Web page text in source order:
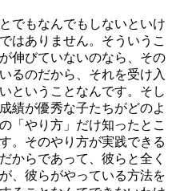
でもなんでもしないといけ
はありません。そういうこ
伸びていないのなら、その
るのだから、それを受け入
ということなんです。そし
績が優秀な子たちがどのよ
「やり方」だけ知ったとこ
。そのやり方が実践できる
からであって、彼らと全く
、彼らがやっている方法を